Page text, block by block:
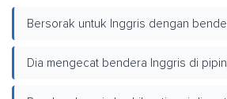
Bersorak untuk Inggris dengan
Dia mengecat bendera Inggris di